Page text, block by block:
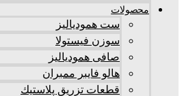
محصولات
ست همودیالیز
سوزن فیستولا
صافی همودیالیز
هالو فایبر ممبران
قطعات تزريق پلاستيك